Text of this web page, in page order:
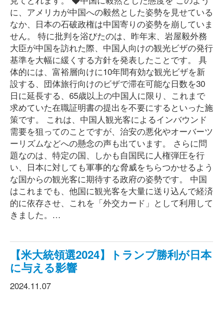
に、アメリカが中国への毅然とした姿勢を見せている
なか、日本の石破政権は中国寄りの姿勢を崩していま
せん。 特に批判を浴びたのは、昨年末、岩屋毅外務
大臣が中国を訪れた際、中国人向けの観光ビザの発行
基準を大幅に緩くする方針を発表したことです。 具
体的には、富裕層向けに10年間有効な観光ビザを新
設する、団体旅行向けのビザで滞在可能な日数を30
日に延長する、65歳以上の中国人に限り、これまで
求めていた在職証明書の提出を不要にするといった施
策です。 これは、中国人観光客によるインバウンド
需要を狙ってのことですが、治安の悪化やオーバーツ
ーリズムなどへの懸念の声も出ています。 さらに問
題なのは、特定の国、しかも自国民に人権弾圧を行
い、日本に対しても軍事的な脅威をちらつかせるよう
な国からの観光客に期待する政府の姿勢です。 中国
はこれまでも、他国に観光客を大量に送り込んで経済
的に依存させ、これを「外交カード」として利用して
きました。…
【米大統領選2024】トランプ勝利が日本
に与える影響
2024.11.07